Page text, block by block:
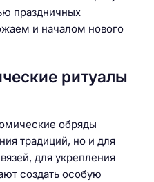
праздничных
и началом нового
ритуалы
обряды
традиций, но и для
для укрепления
создать особую